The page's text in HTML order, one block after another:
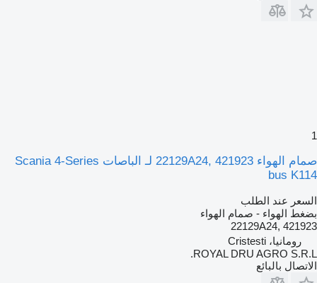
1
صمام الهواء 22129A24, 421923 لـ الباصات Scania 4-Series
bus K114
السعر عند الطلب
بضغط الهواء - صمام الهواء
22129A24, 421923
رومانيا، Cristesti
ROYAL DRU AGRO S.R.L.
الاتصال بالبائع